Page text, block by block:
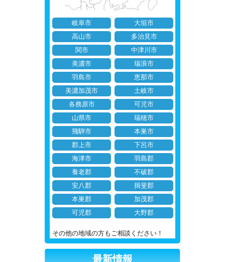
岐阜市
大垣市
高山市
多治見市
関市
中津川市
美濃市
瑞浪市
羽島市
恵那市
美濃加茂市
土岐市
各務原市
可児市
山県市
瑞穂市
飛騨市
本巣市
郡上市
下呂市
海津市
羽島郡
養老郡
不破郡
安八郡
揖斐郡
本巣郡
加茂郡
可児郡
大野郡
その他の地域の方もご相談ください！
最新情報